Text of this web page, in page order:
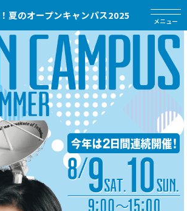
夏のオープンキャンパス2025 メニュー